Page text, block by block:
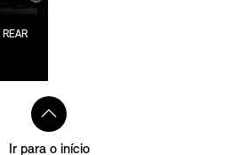
REAR
Ir para o início